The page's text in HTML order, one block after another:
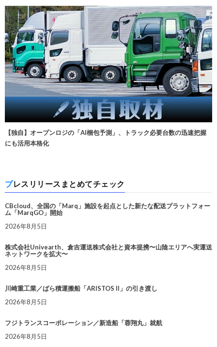
【独自】オープンロジの「AI梱包予測」、トラック必要台数の迅速把握
にも活用本格化
プレスリリースまとめてチェック
CBcloud、全国の「Marq」施設を起点とした新たな配送プラットフォー
ム「MarqGO」開始
2026年8月5日
株式会社Univearth、倉吉運送株式会社と資本提携〜山陰エリアへ実運送
ネットワークを拡大〜
2026年8月5日
川崎重工業／ばら積運搬船「ARISTOS II」の引き渡し
2026年8月5日
フジトランスコーポレーション／新造船「蓉翔丸」就航
2026年8月5日